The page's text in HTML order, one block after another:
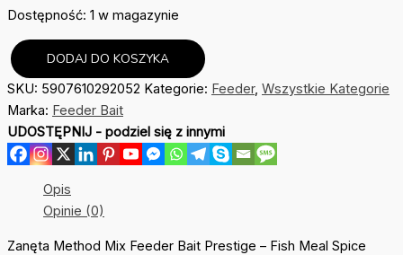
Dostępność: 1 w magazynie
ilość
Feeder
Bait
Prestige
Meal
DODAJ DO KOSZYKA
SKU: 5907610292052 Kategorie: Feeder, Wszystkie Kategorie
Marka: Feeder Bait
UDOSTĘPNIJ - podziel się z innymi
Opis
Opinie (0)
Zanęta Method Mix Feeder Bait Prestige – Fish Meal Spice